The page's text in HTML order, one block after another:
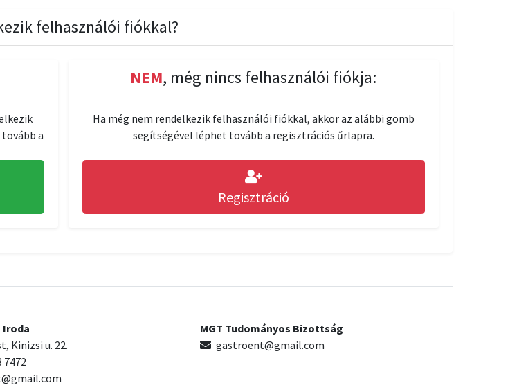
felhasználói fiókkal?
a
NEM, még nincs felhasználói fiókja:
Ha még nem rendelkezik felhasználói fiókkal, akkor az alábbi gomb
segítségével léphet tovább a regisztrációs űrlapra.
Regisztráció
Iroda
Kinizsi u. 22.
7472
MGT Tudományos Bizottság
gastroent@gmail.com